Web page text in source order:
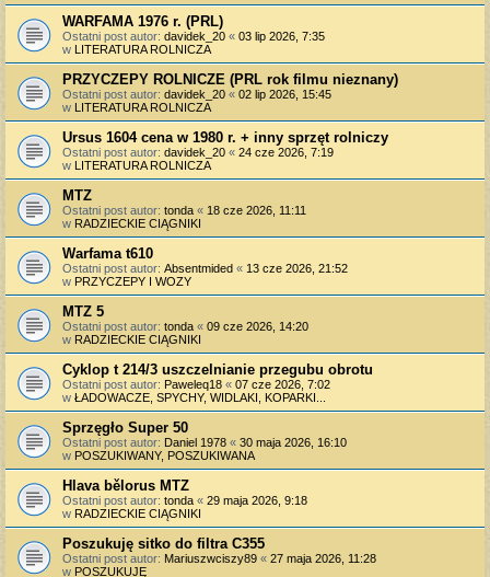
WARFAMA 1976 r. (PRL)
Ostatni post autor: davidek_20 « 03 lip 2026, 7:35
w LITERATURA ROLNICZA
PRZYCZEPY ROLNICZE (PRL rok filmu nieznany)
Ostatni post autor: davidek_20 « 02 lip 2026, 15:45
w LITERATURA ROLNICZA
Ursus 1604 cena w 1980 r. + inny sprzęt rolniczy
Ostatni post autor: davidek_20 « 24 cze 2026, 7:19
w LITERATURA ROLNICZA
MTZ
Ostatni post autor: tonda « 18 cze 2026, 11:11
w RADZIECKIE CIĄGNIKI
Warfama t610
Ostatni post autor: Absentmided « 13 cze 2026, 21:52
w PRZYCZEPY I WOZY
MTZ 5
Ostatni post autor: tonda « 09 cze 2026, 14:20
w RADZIECKIE CIĄGNIKI
Cyklop t 214/3 uszczelnianie przegubu obrotu
Ostatni post autor: Paweleq18 « 07 cze 2026, 7:02
w ŁADOWACZE, SPYCHY, WIDLAKI, KOPARKI...
Sprzęgło Super 50
Ostatni post autor: Daniel 1978 « 30 maja 2026, 16:10
w POSZUKIWANY, POSZUKIWANA
Hlava bělorus MTZ
Ostatni post autor: tonda « 29 maja 2026, 9:18
w RADZIECKIE CIĄGNIKI
Poszukuję sitko do filtra C355
Ostatni post autor: Mariuszwciszy89 « 27 maja 2026, 11:28
w POSZUKUJĘ